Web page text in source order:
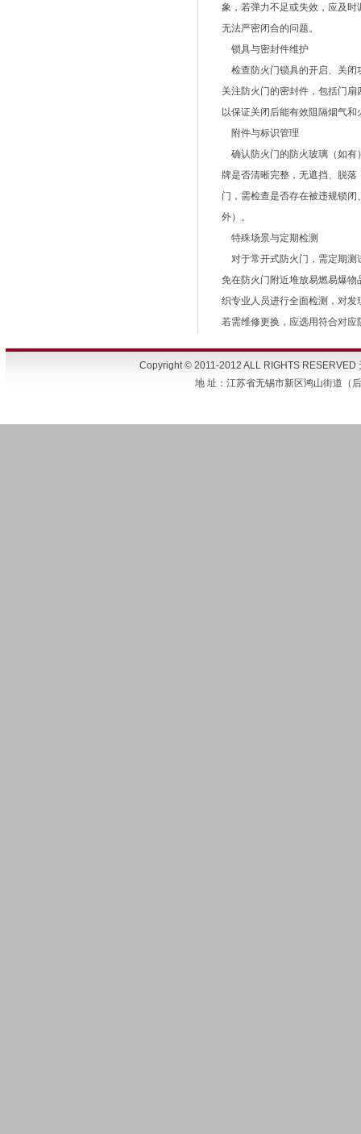
象，若弹力不足或失效，应及
无法严密闭合的问题。
锁具与密封件维护
检查防火门锁具的开启、关闭
关注防火门的密封件，包括门
以保证关闭后能有效阻隔烟气和
附件与标识管理
确认防火门的防火玻璃（如有
牌是否清晰完整，无遮挡、脱
门，需检查是否存在被违规锁
外）。
特殊场景与定期检测
对于常开式防火门，需定期测
免在防火门附近堆放易燃易爆
织专业人员进行全面检测，对
若需维修更换，应选用符合对
Copyright © 2011-2012 ALL RIGHTS RESERVED
地 址：江苏省无锡市新区鸿山街道